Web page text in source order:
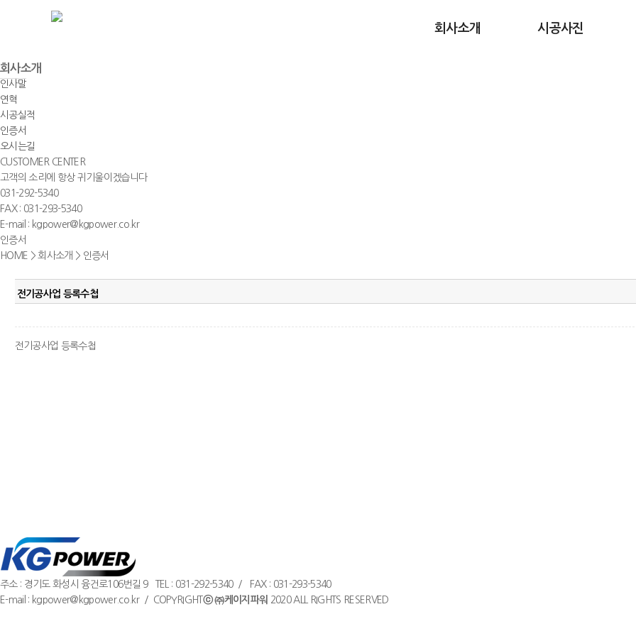
회사소개 시공사진
회사소개
인사말
연혁
시공실적
인증서
오시는길
CUSTOMER CENTER
고객의 소리에 항상 귀기울이겠습니다
031-292-5340
FAX : 031-293-5340
E-mail : kgpower@kgpower.co.kr
인증서
HOME > 회사소개 > 인증서
전기공사업 등록수첩
전기공사업 등록수첩
주소 : 경기도 화성시 융건로106번길 9 TEL : 031-292-5340 / FAX : 031-293-5340
E-mail : kgpower@kgpower.co.kr / COPYRIGHT ⓒ ㈜케이지파워 2020 ALL RIGHTS RESERVED​